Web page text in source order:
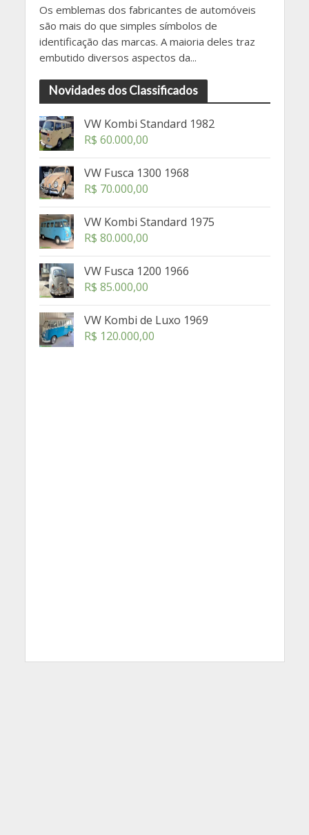
Os emblemas dos fabricantes de automóveis
são mais do que simples símbolos de
identificação das marcas. A maioria deles traz
embutido diversos aspectos da...
Novidades dos Classificados
VW Kombi Standard 1982
R$ 60.000,00
VW Fusca 1300 1968
R$ 70.000,00
VW Kombi Standard 1975
R$ 80.000,00
VW Fusca 1200 1966
R$ 85.000,00
VW Kombi de Luxo 1969
R$ 120.000,00